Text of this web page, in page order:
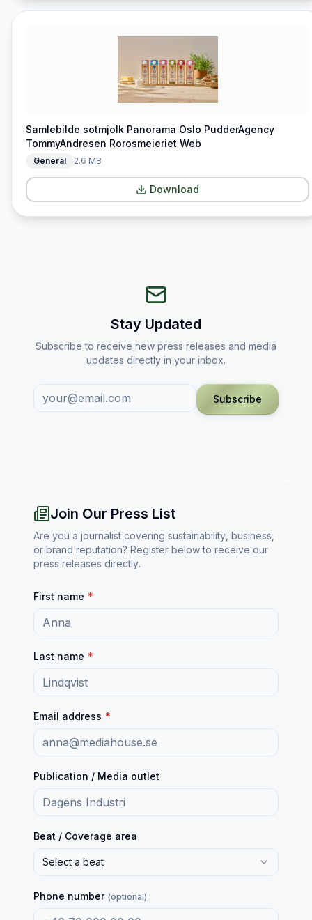
Samlebilde sotmjolk Panorama Oslo PudderAgency
TommyAndresen Rorosmeieriet Web
General 2.6 MB
Download
Stay Updated
Subscribe to receive new press releases and media
updates directly in your inbox.
Subscribe
Join Our Press List
Are you a journalist covering sustainability, business,
or brand reputation? Register below to receive our
press releases directly.
First name *
Last name *
Email address *
Publication / Media outlet
Beat / Coverage area
Select a beat
Phone number (optional)